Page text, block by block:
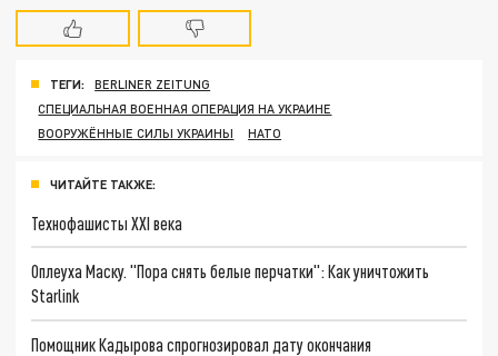
ТЕГИ:
BERLINER ZEITUNG
СПЕЦИАЛЬНАЯ ВОЕННАЯ ОПЕРАЦИЯ НА УКРАИНЕ
ВООРУЖЁННЫЕ СИЛЫ УКРАИНЫ
НАТО
ЧИТАЙТЕ ТАКЖЕ:
Технофашисты XXI века
Оплеуха Маску. "Пора снять белые перчатки": Как уничтожить
Starlink
Помощник Кадырова спрогнозировал дату окончания